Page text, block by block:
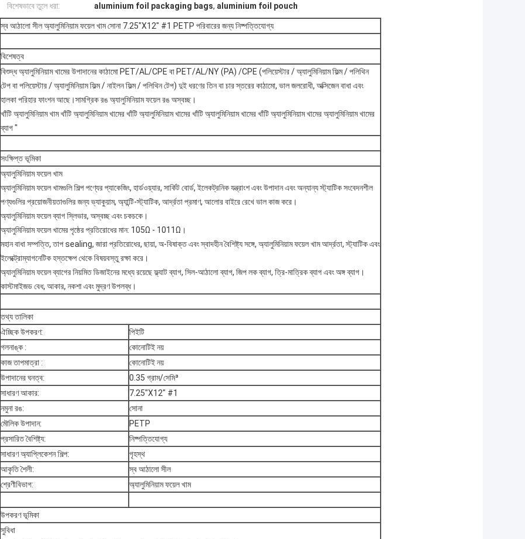
বিশেষভাবে তুলে ধরা: aluminium foil packaging bags, aluminium foil pouch
স্ব আঠালো সীল অ্যালুমিনিয়াম ফয়েল খাম সোনা 7.25"X12" #1 PETP পরিবারের জন্য নিষ্পত্তিযোগ্য
বিশেষত্ব
বিশুদ্ধ অ্যালুমিনিয়াম খামের উপাদানের কাঠামো PET/AL/CPE বা PET/AL/NY (PA) /CPE (পলিয়েস্টার / অ্যালুমিনিয়াম ফিল্ম / পলিথিন
টেপ বা পলিয়েস্টার / অ্যালুমিনিয়াম ফিল্ম / নাইলন ফিল্ম / পলিথিন টেপ) দুই ধরণের তিন বা চার স্তরের কাঠামো, ভাল জলরোধী, অক্সিজেন বাধা এবং
হালকা পরিহার ফাংশন আছে।সামগ্রিক রঙ অ্যালুমিনিয়াম ফয়েল রঙ অস্বচ্ছ।
খাঁটি অ্যালুমিনিয়াম খাম খাঁটি অ্যালুমিনিয়াম খামের খাঁটি অ্যালুমিনিয়াম খামের খাঁটি অ্যালুমিনিয়াম খামের খাঁটি অ্যালুমিনিয়াম খামের অ্যালুমিনিয়াম খামের
ব্যাগ "
সংক্ষিপ্ত ভূমিকা
অ্যালুমিনিয়াম ফয়েল খাম
অ্যালুমিনিয়াম ফয়েল খামগুলি শিল্প পণ্যের প্যাকেজিং, হার্ডওয়্যার, সার্কিট বোর্ড, ইলেকট্রনিক যন্ত্রাংশ এবং উপাদান এবং অন্যান্য স্ট্যাটিক সংবেদনশীল
পণ্যগুলির প্রয়োজনীয়তাগুলির জন্য ভ্যাকুয়াম, অ্যান্টি-স্ট্যাটিক, আর্দ্রতা প্রমাণ, আলোর বাইরে রেখে ভাল কাজ করে।
অ্যালুমিনিয়াম ফয়েল ব্যাগ স্লিভার, অস্বচ্ছ এবং চকচকে।
অ্যালুমিনিয়াম ফয়েল খামের পৃষ্ঠের প্রতিরোধের মান: 105Ω - 1011Ω।
মহান বাধা সম্পত্তি, তাপ sealing, জারা প্রতিরোধের, ছায়া, অ-বিষাক্ত এবং স্বাদহীন বৈশিষ্ট্য সঙ্গে, অ্যালুমিনিয়াম ফয়েল খাম আর্দ্রতা, স্ট্যাটিক এবং
ইলেক্ট্রোম্যাগনেটিক হস্তক্ষেপ থেকে বিষয়বস্তু রক্ষা করে।
অ্যালুমিনিয়াম ফয়েল ব্যাগের নিয়মিত ডিজাইনের মধ্যে রয়েছে ফ্ল্যাট ব্যাগ, সিল-আঠালো ব্যাগ, জিপ লক ব্যাগ, ত্রি-মাত্রিক ব্যাগ এবং অঙ্গ ব্যাগ।
কাস্টমাইজড বেধ, আকার, নকশা এবং মুদ্রণ উপলব্ধ।
তথ্য তালিকা
ঐচ্ছিক উপকরণ:
পিইটি
গলনাঙ্ক :
কোনোটিই নয়
কাজ তাপমাত্রা :
কোনোটিই নয়
উপাদানের ঘনত্ব:
0.35 গ্রাম/সেমি³
সাধারণ আকার:
7.25"X12" #1
নমুনা রঙ:
সোনা
মৌলিক উপাদান:
PETP
প্রসারিত বৈশিষ্ট্য:
নিষ্পত্তিযোগ্য
সাধারণ অ্যাপ্লিকেশন শিল্প:
গৃহস্থ
আকৃতি শৈলী:
স্ব আঠালো সীল
শ্রেণীবিভাগ:
অ্যালুমিনিয়াম ফয়েল খাম
উপকরণ ভূমিকা
সুবিধা